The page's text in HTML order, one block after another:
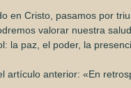
en Cristo, pasamos por
valorar nuestra
la paz, el poder, la
artículo anterior: «En